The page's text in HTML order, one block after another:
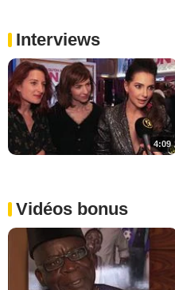
Interviews
4:09
Vidéos bonus